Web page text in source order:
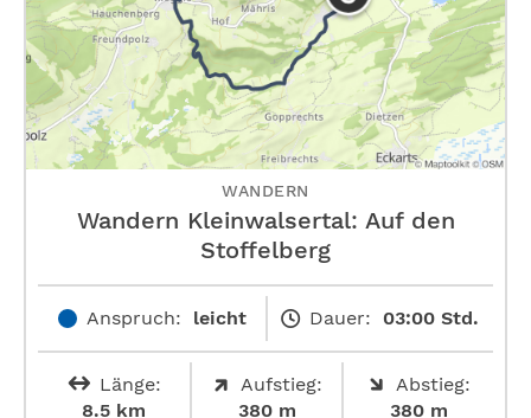
WANDERN
Wandern Kleinwalsertal: Auf den
Stoffelberg
Anspruch: leicht Dauer: 03:00 Std.
Länge:
8.5 km
Aufstieg:
380 m
Abstieg:
380 m